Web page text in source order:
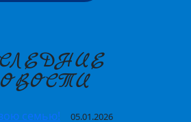
семью! 05.01.2026